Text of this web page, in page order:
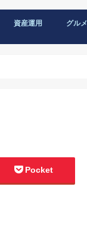
資産運用 グルメ
Pocket